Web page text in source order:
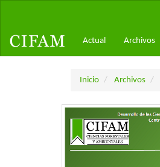
principal
Barra
Actual Archivos
Inicio Archivos